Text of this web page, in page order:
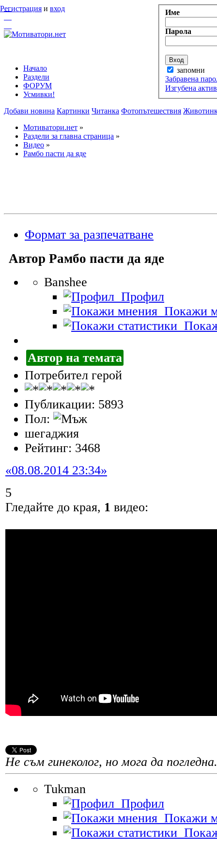
Регистрация и вход Име
Парола
запомни
Забравена
Изгубена
Начало
Раздели
ФОРУМ
Усмивки!
Добави новина Картинки Читанка Фотопътешествия
Мотиватори.нет »
Раздели за главна страница »
Видео »
Рамбо пасти да яде
Формат за разпечатване
Автор Рамбо пасти да яде
Banshee
Профил
Покажи
Автор на темата
Потребител герой
Публикации: 5893
Пол:
шегаджия
Рейтинг: 3468
«08.08.2014 23:34»
5
Гледайте до края, 1 видео:
Не съм гинеколог, но мога да
Tukman
Профил
Покажи